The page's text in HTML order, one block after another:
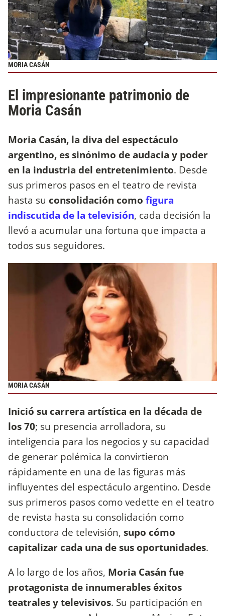
MORIA CASÁN
El impresionante patrimonio de
Moria Casán
Moria Casán, la diva del espectáculo
argentino, es sinónimo de audacia y poder
en la industria del entretenimiento. Desde
sus primeros pasos en el teatro de revista
hasta su consolidación como figura
indiscutida de la televisión, cada decisión la
llevó a acumular una fortuna que impacta a
todos sus seguidores.
MORIA CASÁN
Inició su carrera artística en la década de
los 70; su presencia arrolladora, su
inteligencia para los negocios y su capacidad
de generar polémica la convirtieron
rápidamente en una de las figuras más
influyentes del espectáculo argentino. Desde
sus primeros pasos como vedette en el teatro
de revista hasta su consolidación como
conductora de televisión, supo cómo
capitalizar cada una de sus oportunidades.
A lo largo de los años, Moria Casán fue
protagonista de innumerables éxitos
teatrales y televisivos. Su participación en